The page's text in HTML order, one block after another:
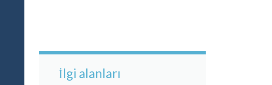
İlgi alanları